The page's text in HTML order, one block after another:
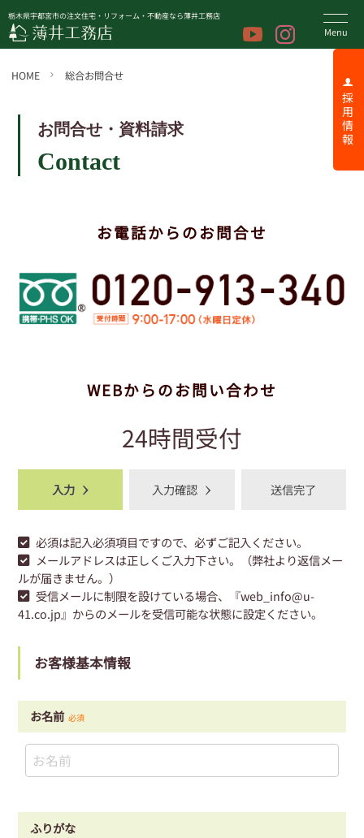
栃木県宇都宮市の注文住宅・リフォーム・不動産なら薄井工務店
採 用 情 報
HOME 総合お問合せ
お問合せ・資料請求
Contact
お電話からのお問合せ
WEBからのお問い合わせ
24時間受付
入力 入力確認 送信完了
必須は記入必須項目ですので、必ずご記入ください。
メールアドレスは正しくご入力下さい。（弊社より返信メー
ルが届きません。）
受信メールに制限を設けている場合、『web_info@u-
41.co.jp』からのメールを受信可能な状態に設定ください。
お客様基本情報
お名前 必須
ふりがな